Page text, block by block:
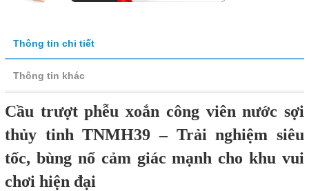
Thông tin chi tiết
Thông tin khác
Cầu trượt phễu xoắn công viên nước sợi
thủy tinh TNMH39 – Trải nghiệm siêu
tốc, bùng nổ cảm giác mạnh cho khu vui
chơi hiện đại